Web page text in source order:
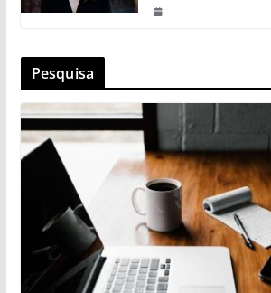
Pesquisa